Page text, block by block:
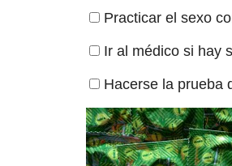
Practicar el sexo
Ir al médico si hay
Hacerse la prueba